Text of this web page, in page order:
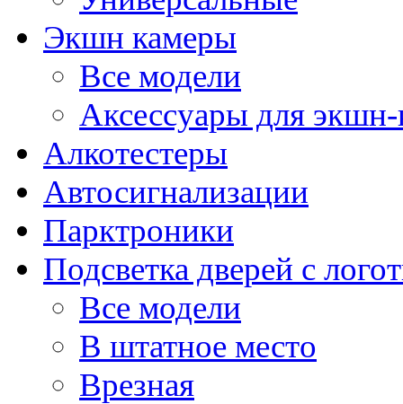
Экшн камеры
Все модели
Аксессуары для
Алкотестеры
Автосигнализации
Парктроники
Подсветка дверей с
Все модели
В штатное место
Врезная